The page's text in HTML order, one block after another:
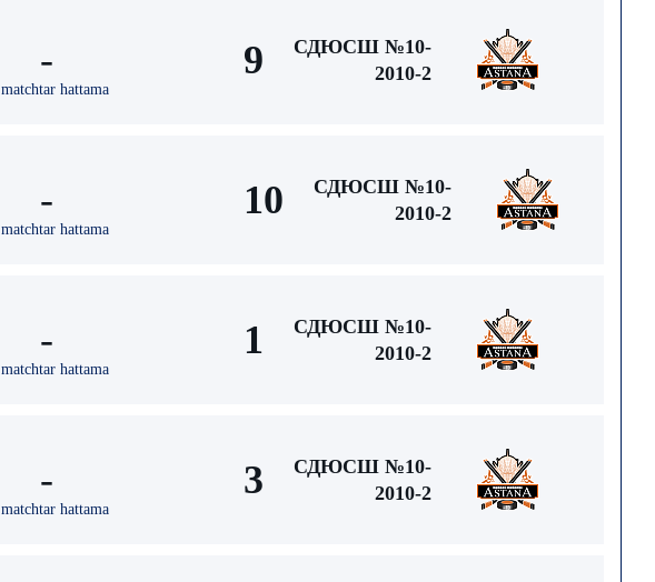
-
matchtar hattama
9
СДЮСШ №10-
2010-2
-
matchtar hattama
10
СДЮСШ №10-
2010-2
-
matchtar hattama
1
СДЮСШ №10-
2010-2
-
matchtar hattama
3
СДЮСШ №10-
2010-2